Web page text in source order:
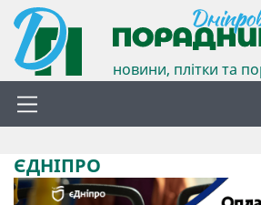
новини, плітки та
ЄДНІПРО